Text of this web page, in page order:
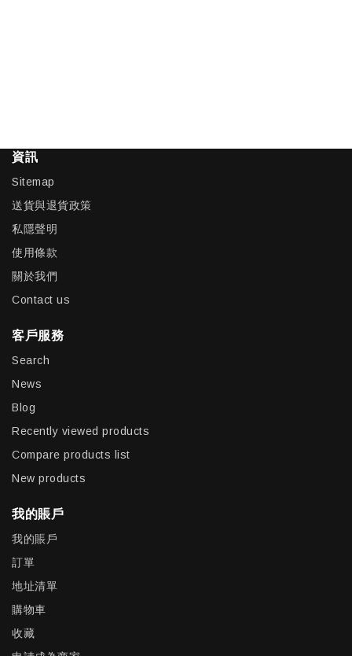
資訊
Sitemap
送貨與退貨政策
私隱聲明
使用條款
關於我們
Contact us
客戶服務
Search
News
Blog
Recently viewed products
Compare products list
New products
我的賬戶
我的賬戶
訂單
地址清單
購物車
收藏